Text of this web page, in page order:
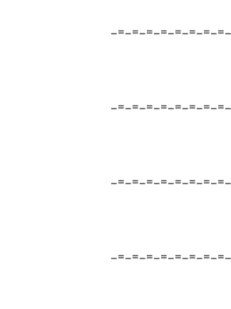
-=-=-=-=-=-=-=-
-=-=-=-=-=-=-=-
-=-=-=-=-=-=-=-
-=-=-=-=-=-=-=-